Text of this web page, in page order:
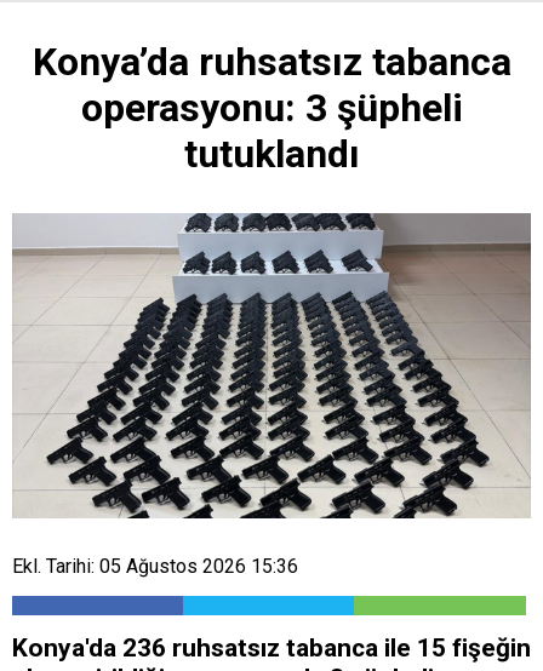
Konya’da ruhsatsız tabanca
operasyonu: 3 şüpheli
tutuklandı
Ekl. Tarihi: 05 Ağustos 2026 15:36
Konya'da 236 ruhsatsız tabanca ile 15 fişeğin